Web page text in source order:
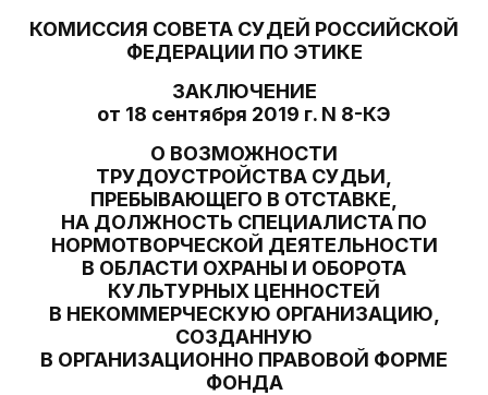
КОМИССИЯ СОВЕТА СУДЕЙ РОССИЙСКОЙ
ФЕДЕРАЦИИ ПО ЭТИКЕ
ЗАКЛЮЧЕНИЕ
от 18 сентября 2019 г. N 8-КЭ
О ВОЗМОЖНОСТИ
ТРУДОУСТРОЙСТВА СУДЬИ,
ПРЕБЫВАЮЩЕГО В ОТСТАВКЕ,
НА ДОЛЖНОСТЬ СПЕЦИАЛИСТА ПО
НОРМОТВОРЧЕСКОЙ ДЕЯТЕЛЬНОСТИ
В ОБЛАСТИ ОХРАНЫ И ОБОРОТА
КУЛЬТУРНЫХ ЦЕННОСТЕЙ
В НЕКОММЕРЧЕСКУЮ ОРГАНИЗАЦИЮ,
СОЗДАННУЮ
В ОРГАНИЗАЦИОННО ПРАВОВОЙ ФОРМЕ
ФОНДА